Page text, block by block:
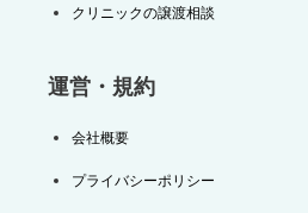
クリニックの譲渡相談
運営・規約
会社概要
プライバシーポリシー